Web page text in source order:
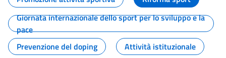
Giornata internazionale dello sport per lo sviluppo e la
pace
Prevenzione del doping
Attività istituzionale